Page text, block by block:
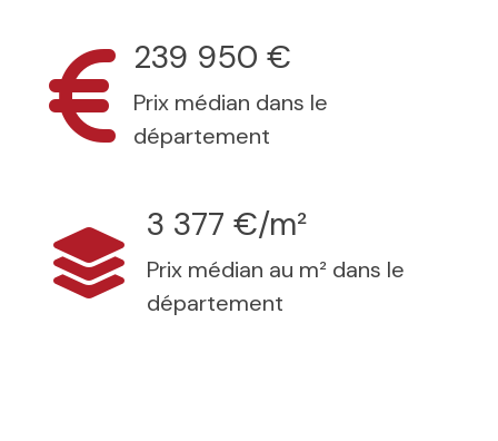
239 950 €
Prix médian dans le
département
3 377 €/m²
Prix médian au m² dans le
département